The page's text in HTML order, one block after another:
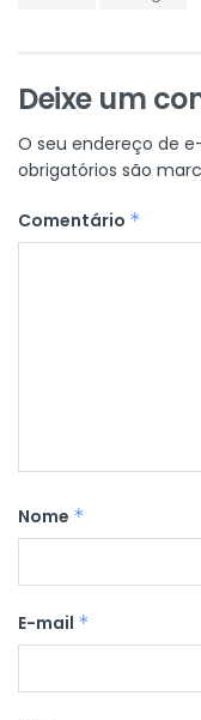
Deixe um
O seu endereço de
obrigatórios são
Comentário *
Nome *
E-mail *